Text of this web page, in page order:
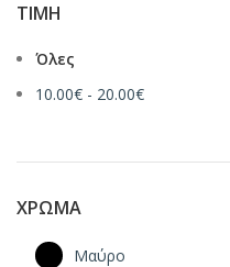
ΤΙΜΉ
Όλες
10.00€ - 20.00€
ΧΡΏΜΑ
Μαύρο